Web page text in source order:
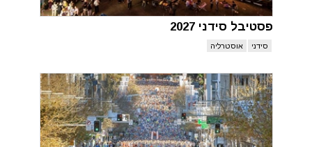
פסטיבל סידני 2027
סידני אוסטרליה